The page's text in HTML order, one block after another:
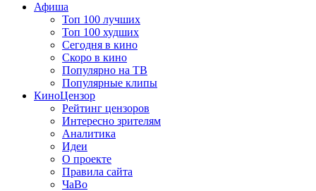
Афиша
Топ 100 лучших
Топ 100 худших
Сегодня в кино
Скоро в кино
Популярно на ТВ
Популярные клипы
КиноЦензор
Рейтинг цензоров
Интересно зрителям
Аналитика
Идеи
О проекте
Правила сайта
ЧаВо